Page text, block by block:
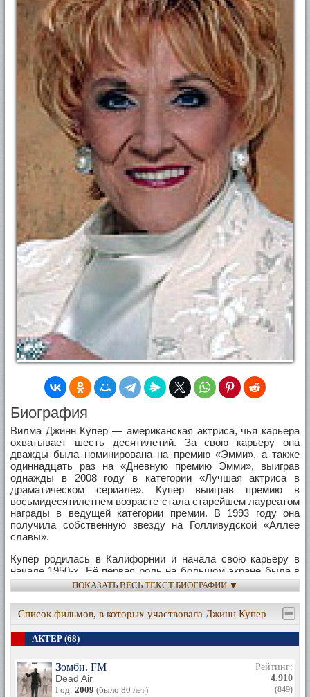
Биография
Вилма Джинн Купер — американская актриса, чья карьера
охватывает шесть десятилетий. За свою карьеру она
дважды была номинирована на премию «Эмми», а также
одиннадцать раз на «Дневную премию Эмми», выиграв
однажды в 2008 году в категории «Лучшая актриса в
драматическом сериале». Купер выиграв премию в
восьмидесятилетнем возрасте стала старейшем лауреатом
награды в ведущей категории премии. В 1993 году она
получила собственную звезду на Голливудской «Аллее
славы».
Купер родилась в Калифорнии и начала свою карьеру в
начале 1950-х. Её первая роль на большом экране была в
вестерне 1953 года The Redhead from Wyoming с Гленном
Фордом. В последующие два десятилетия Купер
продолжала активно сниматься в кино и на телевидении, в
основном играя характерные роли. Наиболее успешные её
роли были в телевизионных вестернах «Мэверик»,
«Бонанца», «Дымок из ствола» и «Большая долина», а
В 1962 году Купер получила свою первую номинацию на
премию «Эмми» за роль в сериале «Бен Кэйси». В общей
ПОКАЗАТЬ ВЕСЬ ТЕКСТ БИОГРАФИИ ▼
Список фильмов, в которых участвовала Джинн Купер
АКТЕР (68)
Зомби. FM
Dead Air
Год: 2009 (было 80 лет)
Рейтинг:
4.910
(849)